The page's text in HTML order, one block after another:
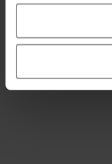
49 995,00 kr